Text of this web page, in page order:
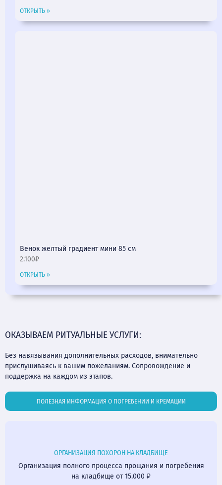
ОТКРЫТЬ »
Венок желтый градиент мини 85 см
2.100₽
ОТКРЫТЬ »
ОКАЗЫВАЕМ РИТУАЛЬНЫЕ УСЛУГИ:
Без навязывания дополнительных расходов, внимательно
прислушиваясь к вашим пожеланиям. Сопровождение и
поддержка на каждом из этапов.
ПОЛЕЗНАЯ ИНФОРМАЦИЯ О ПОГРЕБЕНИИ И КРЕМАЦИИ
ОРГАНИЗАЦИЯ ПОХОРОН НА КЛАДБИЩЕ
Организация полного процесса прощания и погребения
на кладбище от 15.000 ₽